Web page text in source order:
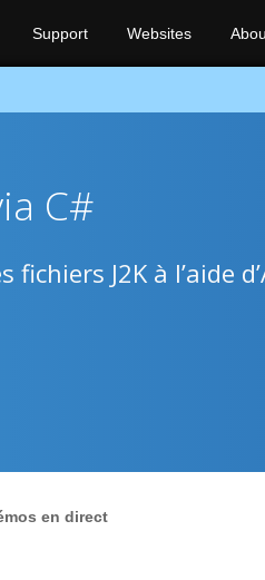
Support Websites
C#
J2K à l’aide
en direct